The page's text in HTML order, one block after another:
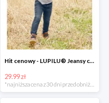
Hit cenowy - LUPILU® Jeansy chłopięce slim fit
29.99 zł